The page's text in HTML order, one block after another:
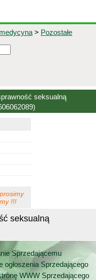
> Pozostałe
seksualną
seksualną
Sprzedającemu
ogłoszenia Sprzedającego
WWW Sprzedającego
!!!